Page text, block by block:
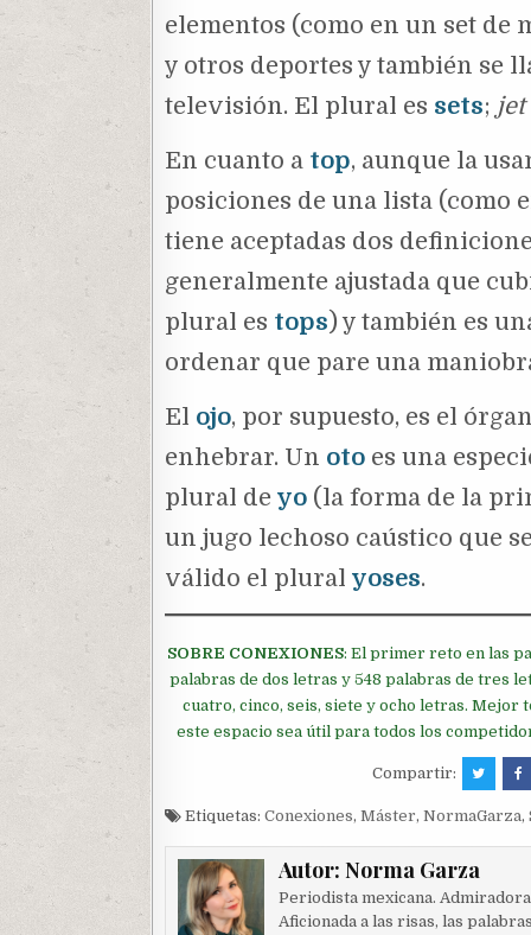
elementos (como en un set de
y otros deportes y también se
televisión. El plural es sets; jet
En cuanto a top, aunque la
posiciones de una lista (como
tiene aceptadas dos
generalmente ajustada que
plural es tops) y también es
ordenar que pare una
El ojo, por supuesto, es el
enhebrar. Un oto es una
plural de yo (la forma de la
un jugo lechoso caústico que
válido el plural yoses.
SOBRE CONEXIONES: El primer reto en las
palabras de dos letras y 548 palabras de tres
cuatro, cinco, seis, siete y ocho letras. Mejor
este espacio sea útil para todos los
Compartir:
Etiquetas: Conexiones, Máster, NormaGarza,
Autor: Norma Garza
Periodista mexicana.
Aficionada a las risas, las